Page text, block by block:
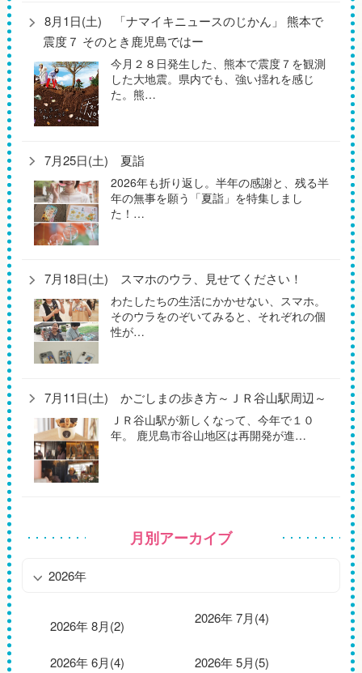
8月1日(土) 「ナマイキニュースのじかん」 熊本で
震度７ そのとき鹿児島ではー
今月２８日発生した、熊本で震度７を観測
した大地震。県内でも、強い揺れを感じ
た。熊…
7月25日(土) 夏詣
2026年も折り返し。半年の感謝と、残る半
年の無事を願う「夏詣」を特集しまし
た！…
7月18日(土) スマホのウラ、見せてください！
わたしたちの生活にかかせない、スマホ。
そのウラをのぞいてみると、それぞれの個
性が…
7月11日(土) かごしまの歩き方～ＪＲ谷山駅周辺～
ＪＲ谷山駅が新しくなって、今年で１０
年。 鹿児島市谷山地区は再開発が進…
月別アーカイブ
2026年
2026年 8月(2) 2026年 7月(4)
2026年 6月(4) 2026年 5月(5)